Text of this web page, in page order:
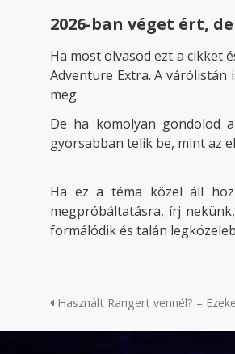
2026-ban véget ért,
Ha most olvasod ezt a cikket
Adventure Extra. A várólistán
meg.
De ha komolyan gondolod
gyorsabban telik be, mint az
Ha ez a téma közel áll
megpróbáltatásra, írj
formálódik és talán
Használt Rangert vennél? –